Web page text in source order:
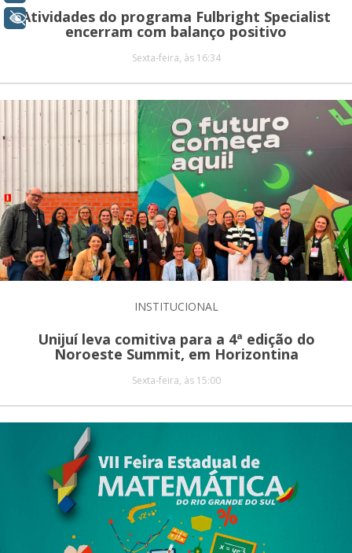
Atividades do programa Fulbright Specialist
encerram com balanço positivo
Sexta-feira, às 16:34
INSTITUCIONAL
Unijuí leva comitiva para a 4ª edição do
Noroeste Summit, em Horizontina
Sexta-feira, às 15:00
+ Acessibilidade